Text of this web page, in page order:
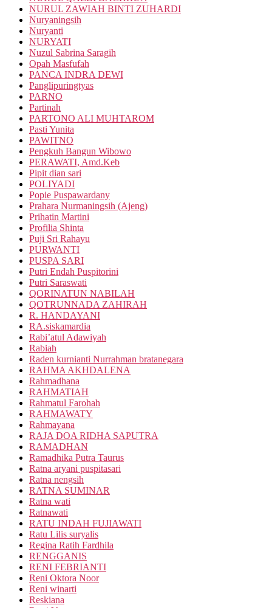
NURUL ZAWIAH BINTI ZUHARDI
Nuryaningsih
Nuryanti
NURYATI
Nuzul Sabrina Saragih
Opah Masfufah
PANCA INDRA DEWI
Panglipuringtyas
PARNO
Partinah
PARTONO ALI MUHTAROM
Pasti Yunita
PAWITNO
Pengkuh Bangun Wibowo
PERAWATI, Amd.Keb
Pipit dian sari
POLIYADI
Popie Puspawardany
Prahara Nurmaningsih (Ajeng)
Prihatin Martini
Profilia Shinta
Puji Sri Rahayu
PURWANTI
PUSPA SARI
Putri Endah Puspitorini
Putri Saraswati
QORINATUN NABILAH
QOTRUNNADA ZAHIRAH
R. HANDAYANI
RA.siskamardia
Rabi’atul Adawiyah
Rabiah
Raden kurnianti Nurrahman bratanegara
RAHMA AKHDALENA
Rahmadhana
RAHMATIAH
Rahmatul Farohah
RAHMAWATY
Rahmayana
RAJA DOA RIDHA SAPUTRA
RAMADHAN
Ramadhika Putra Taurus
Ratna aryani puspitasari
Ratna nengsih
RATNA SUMINAR
Ratna wati
Ratnawati
RATU INDAH FUJIAWATI
Ratu Lilis suryalis
Regina Ratih Fardhila
RENGGANIS
RENI FEBRIANTI
Reni Oktora Noor
Reni winarti
Reskiana